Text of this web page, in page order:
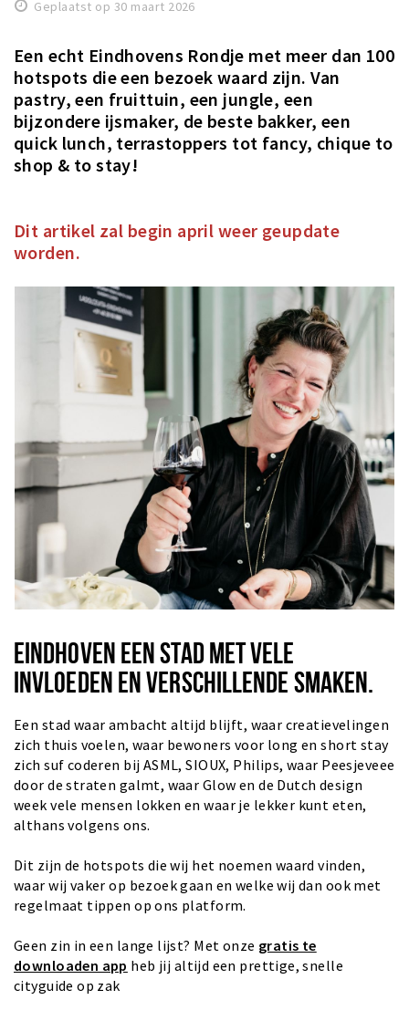
Werken
Aanbiedingen
Ook reclame maken?
Over Eindhovens Rondje
Geplaatst op 30 maart 2026
Een echt Eindhovens Rondje met meer dan 100
hotspots die een bezoek waard zijn. Van
pastry, een fruittuin, een jungle, een
bijzondere ijsmaker, de beste bakker, een
quick lunch, terrastoppers tot fancy, chique to
shop & to stay!
Dit artikel zal begin april weer geupdate
worden.
EINDHOVEN EEN STAD MET VELE
INVLOEDEN EN VERSCHILLENDE SMAKEN.
Een stad waar ambacht altijd blijft, waar creatievelingen
zich thuis voelen, waar bewoners voor long en short stay
zich suf coderen bij ASML, SIOUX, Philips, waar Peesjeveee
door de straten galmt, waar Glow en de Dutch design
week vele mensen lokken en waar je lekker kunt eten,
althans volgens ons.
Dit zijn de hotspots die wij het noemen waard vinden,
waar wij vaker op bezoek gaan en welke wij dan ook met
regelmaat tippen op ons platform.
Geen zin in een lange lijst? Met onze gratis te
downloaden app heb jij altijd een prettige, snelle
cityguide op zak